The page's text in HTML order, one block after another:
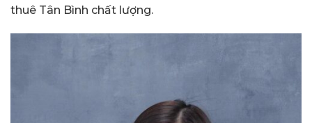
thuê Tân Bình chất lượng.